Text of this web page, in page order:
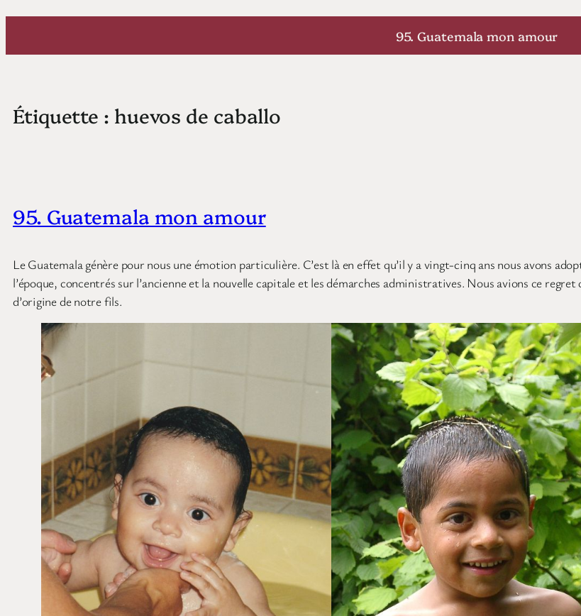
Aller
contenu
95. Guatemala mon amour
Étiquette : huevos de caballo
95. Guatemala mon amour
Le Guatemala génère pour nous une émotion particulière. C’est là en effet qu’il y a vingt-cinq ans nous avons
l’époque, concentrés sur l’ancienne et la nouvelle capitale et les démarches administratives. Nous avions ce
d’origine de notre fils.